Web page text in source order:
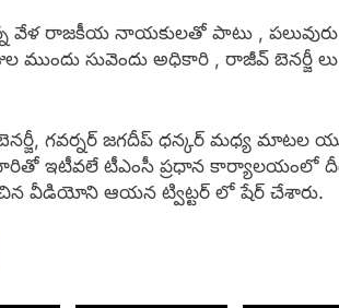
వేళ రాజకీయ నాయకులతో పాటు ,
ముందు సువెందు అధికారి , రాజీవ్ బెనర్జీ
గవర్నర్ జగదీప్ ధన్కర్ మధ్య మాటల
ఇటీవలే టీఎంసీ ప్రధాన కార్యాలయంలో
వీడియోని ఆయన ట్విట్టర్ లో షేర్ చేశారు.